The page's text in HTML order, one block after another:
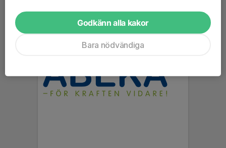
Godkänn alla kakor
Bara nödvändiga